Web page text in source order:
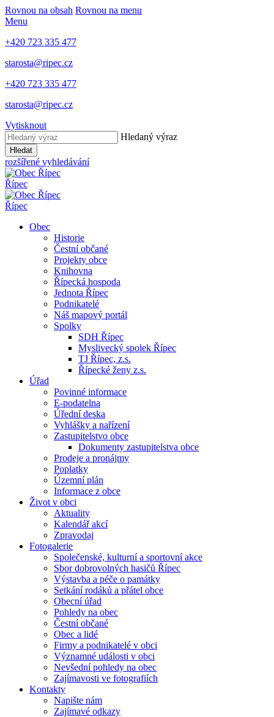
Rovnou na obsah Rovnou na menu
Menu
+420 723 335 477
starosta@ripec.cz
+420 723 335 477
starosta@ripec.cz
Vytisknout
Hledaný výraz
Hledat
rozšířené vyhledávání
Řípec
Řípec
Obec
Historie
Čestní občané
Projekty obce
Knihovna
Řípecká hospoda
Jednota Řípec
Podnikatelé
Náš mapový portál
Spolky
SDH Řípec
Myslivecký spolek Řípec
TJ Řípec, z.s.
Řípecké ženy z.s.
Úřad
Povinné informace
E-podatelna
Úřední deska
Vyhlášky a nařízení
Zastupitelstvo obce
Dokumenty zastupitelstva obce
Prodeje a pronájmy
Poplatky
Územní plán
Informace z obce
Život v obci
Aktuality
Kalendář akcí
Zpravodaj
Fotogalerie
Společenské, kulturní a sportovní akce
Sbor dobrovolných hasičů Řípec
Výstavba a péče o památky
Setkání rodáků a přátel obce
Obecní úřad
Pohledy na obec
Čestní občané
Obec a lidé
Firmy a podnikatelé v obci
Významné události v obci
Nevšední pohledy na obec
Zajímavosti ve fotografiích
Kontakty
Napište nám
Zajímavé odkazy